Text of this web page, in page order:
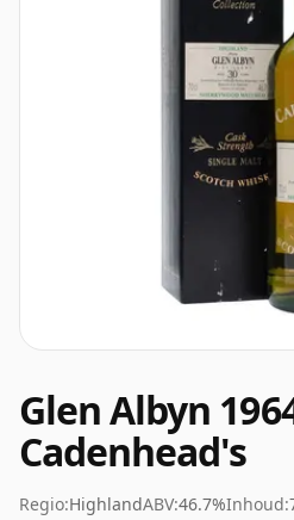
Glen Albyn
Cadenhead's
Regio:HighlandABV:46.7%Inhoud: